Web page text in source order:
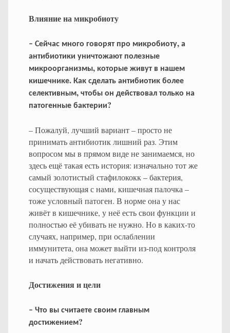
Влияние на микробиоту
– Сейчас много говорят про микробиоту, а
антибиотики уничтожают полезные
микроорганизмы, которые живут в нашем
кишечнике. Как сделать антибиотик более
селективным, чтобы он действовал только на
патогенные бактерии?
– Пожалуй, лучший вариант – просто не
принимать антибиотик лишний раз. Этим
вопросом мы в прямом виде не занимаемся, но
здесь ещё такая есть история: изначально тот же
самый золотистый стафилококк – бактерия,
сосуществующая с нами, кишечная палочка –
тоже условный патоген. В норме она у нас
живёт в кишечнике, у неё есть свои функции и
полностью её убивать не нужно. Но в каких-то
случаях, например, при ослаблении
иммунитета, она может выйти из-под контроля
и начать действовать негативно.
Достижения и цели
– Что вы считаете своим главным
достижением?